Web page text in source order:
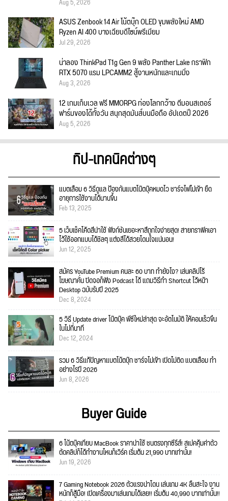
Aug 5, 2026
ASUS Zenbook 14 Air โน้ตบุ๊ก OLED ขุมพลังใหม่ AMD
Ryzen AI 400 บางเฉียบดีไซน์พรีเมียม
Jul 29, 2026
น่าลอง ThinkPad T1g Gen 9 พลัง Panther Lake กราฟิก
RTX 5070 แรม LPCAMM2 สู้งานหนักและเกมมิ่ง
Aug 3, 2026
12 เกมเก็บเวล ฟรี MMORPG ท่องโลกกว้าง ตีมอนสเตอร์
ฟาร์มของได้ทั้งวัน สนุกสุดมันส์บนมือถือ อัปเดตปี 2026
Aug 5, 2026
ทิป-เทคนิคต่างๆ
แบตเสื่อม 6 วิธีดูแล ป้องกันแบตโน๊ตบุ๊คหมดไว ชาร์จไฟไม่เข้า ยืด
อายุการใช้งานได้นานขึ้น
Feb 13, 2025
5 เว็บเช็คโค้ดสีน่าใช้ ฟังก์ชั่นเยอะหาสีถูกใจง่ายสุด! สายกราฟิคเอา
ไว้ใช้ออกแบบได้ชิลๆ แต่งสีได้สวยโดนใจแน่นอน!
Jun 12, 2025
สมัคร YouTube Premium คนละ 60 บาท ทำยังไง? เล่นคลิปไร้
โฆษณาคั่น ปิดจอก็ฟัง Podcast ได้ แถมวิธีทำ Shortcut ไว้หน้า
Desktop ฉบับรับปี 2025
Dec 8, 2024
5 วิธี Update driver โน๊ตบุ๊ค พีซีใหม่ล่าสุด จะอัตโนมัติ ให้คอมเร็วขึ้น
ในไม่กี่นาที
Dec 12, 2024
รวม 6 วิธีแก้ปัญหาแบตโน้ตบุ๊ก ชาร์จไม่เข้า เปิดไม่ติด แบตเสื่อม ทำ
อย่างไรปี 2026
Jun 8, 2026
Buyer Guide
6 โน้ตบุ๊คเทียบ MacBook ราคาน่าใช้ ชนตรงทุกซีรีส์! สเปคคุ้มค่าตัว
ตัดคลิปก็ได้ทำงานไหนก็เวิร์ค เริ่มต้น 21,990 บาทเท่านั้น!
Jun 19, 2026
7 Gaming Notebook 2026 ตัวแรงน่าโดน เล่นเกม 4K ลื่นสะใจ งาน
หนักก็สู้มือ! เปิดเครื่องมาเล่นเกมได้เลย!! เริ่มต้น 40,990 บาทเท่านั้น!!